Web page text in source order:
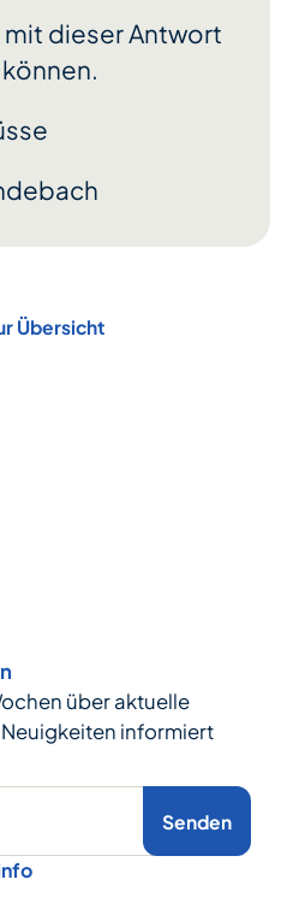
dieser Antwort
Übersicht
über aktuelle
informiert
Senden